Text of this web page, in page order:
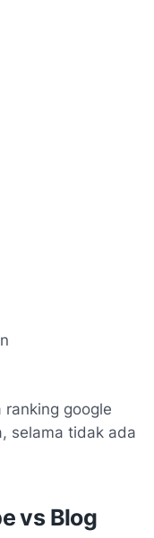
ranking google
selama tidak ada
vs Blog